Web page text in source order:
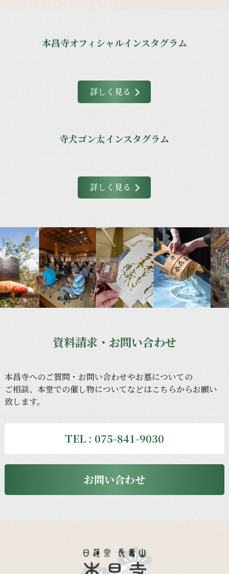
本昌寺オフィシャルインスタグラム
詳しく見る
寺犬ゴン太インスタグラム
詳しく見る
資料請求・お問い合わせ
本昌寺へのご質問・ お問い合わせやお墓についての
ご相談、 本堂での催し物についてなどはこちらからお願い
致します。
TEL : 075-841-9030
お問い合わせ